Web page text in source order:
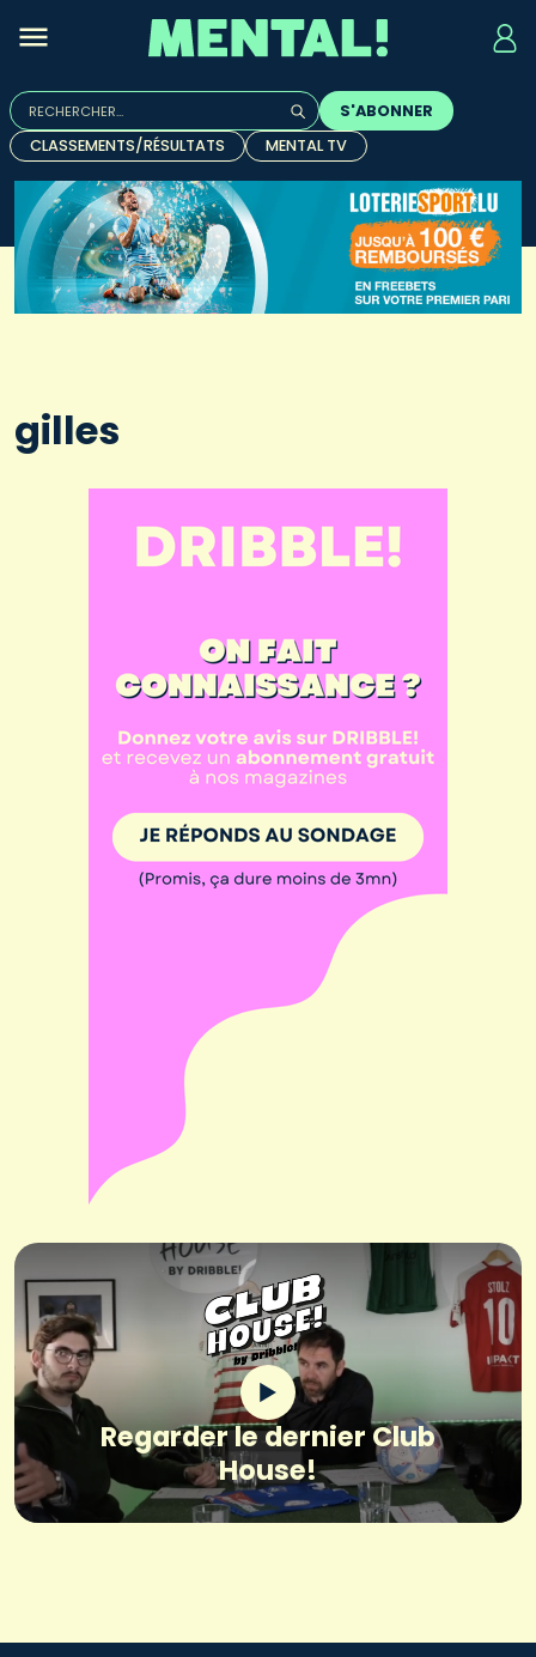
Rechercher :
Quand les résultats de l'auto-complétion sont
S'ABONNER
CLASSEMENTS/RÉSULTATS
MENTAL TV
gilles
Regarder le dernier Club
House!